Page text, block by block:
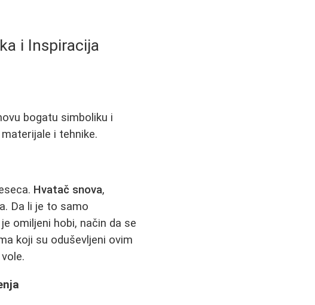
i Inspiracija
bogatu simboliku i
i tehnike.
Hvatač snova,
Da li je to samo
omiljeni hobi, način da se
koji su oduševljeni ovim